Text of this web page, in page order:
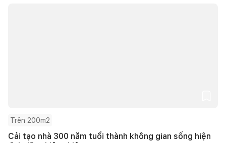
Trên 200m2
Cải tạo nhà 300 năm tuổi thành không gian sống hiện